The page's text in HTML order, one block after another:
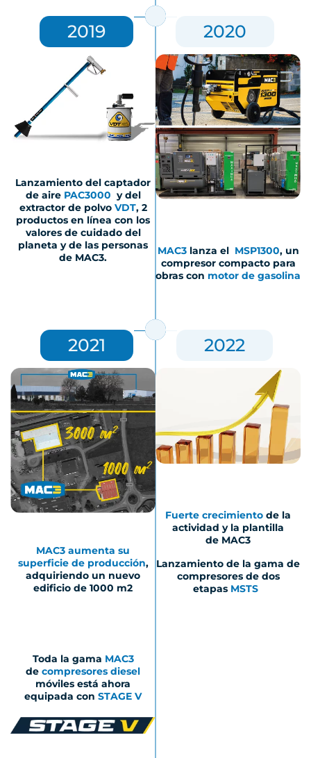
2019
Lanzamiento del captador
de aire PAC3000 y del
extractor de polvo VDT, 2
productos en línea con los
valores de cuidado del
planeta y de las personas
de MAC3.
2020
MAC3lanza el MSP1300, un
compresor compacto para
obras con motor de gasolina
2021
MAC3 aumenta su
superficie de producción,
adquiriendo un nuevo
edificio de 1000 m2
Toda la gama MAC3
de compresores diesel
móviles está ahora
equipada con STAGE V
2022
Fuerte crecimiento de la
actividad y la plantilla
de MAC3
Lanzamiento de la gama de
compresores de dos
etapas MSTS